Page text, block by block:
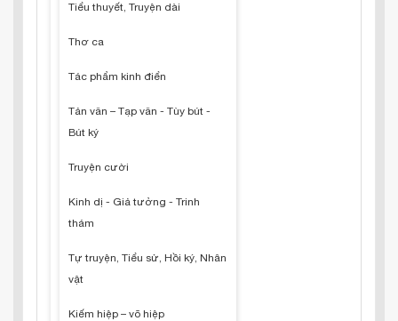
Tiểu thuyết, Truyện dài
Thơ ca
Tác phẩm kinh điển
Tản văn – Tạp văn - Tùy bút -
Bút ký
Truyện cười
Kinh dị - Giả tưởng - Trinh
thám
Tự truyện, Tiểu sử, Hồi ký, Nhân
vật
Kiếm hiệp – võ hiệp